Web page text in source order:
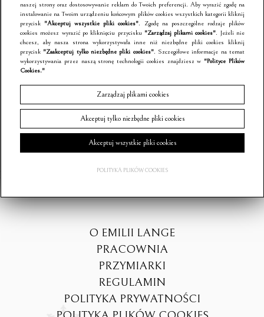
KONTAKT@SUKNIESLUBNEBOHO.COM
O NAS
O EMILII LANGE
PRACOWNIA
PRZYMIARKI
REGULAMIN
POLITYKA PRYWATNOŚCI
naszej strony oraz dostosowywanie reklam do Twoich preferencji. Aby wyrazić zgodę na
instalowanie na Twoim urządzeniu końcowym plików cookies wszystkich kategorii kliknij
przycisk "Akceptuj wszystkie pliki cookies". Zgodę na poszczególne rodzaje plików
cookies możesz wyrazić po kliknięciu przycisku "Zarządzaj plikami cookies". Jeżeli nie
chcesz, aby nasza strona wykorzystywała inne niż niezbędne pliki cookies kliknij
przycisk "Zaakceptuj tylko niezbędne pliki cookies". Szczegółowe informacje na temat
wykorzystywania przez naszą stronę technologii cookies znajdziesz w "Polityce Plików
Cookies."
Zarządzaj plikami cookies
Akceptuj tylko niezbędne pliki cookies
Akceptuj wszystkie pliki cookies
POLITYKA PLIKÓW COOKIES